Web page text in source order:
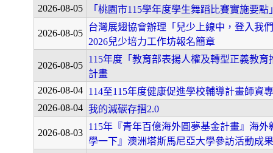
2026-08-05
「桃園市115學年度學生舞蹈比賽實施要點
2026-08-05
台灣展翅協會辦理「兒少上線中，登入我
2026兒少培力工作坊報名簡章
2026-08-05
115年度「教育部表揚人權及轉型正義教育
計畫
2026-08-04
114至115年度健康促進學校輔導計畫師資
2026-08-04 我的減碳存摺2.0
2026-08-03
115年『青年百億海外圓夢基金計畫』海外
學一下』澳洲塔斯馬尼亞大學參訪活動成